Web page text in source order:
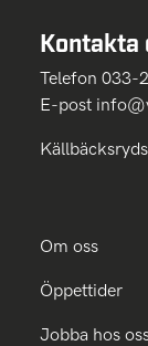
Kontakta
Telefon 033-
E-post
Om oss
Öppettider
Jobba hos